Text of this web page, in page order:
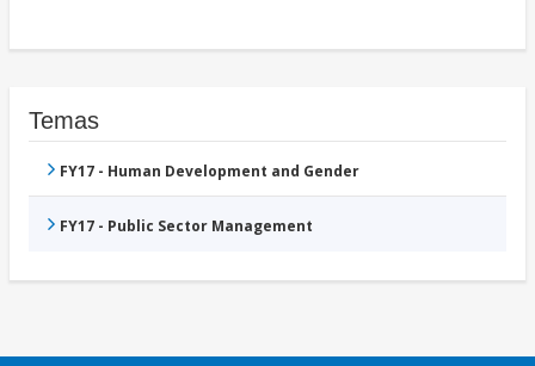
Temas
FY17 - Human Development and Gender
FY17 - Public Sector Management